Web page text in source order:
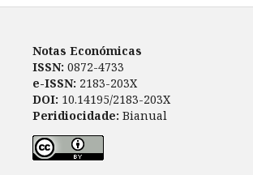
Notas Económicas
ISSN: 0872-4733
e-ISSN: 2183-203X
DOI: 10.14195/2183-203X
Peridiocidade: Bianual